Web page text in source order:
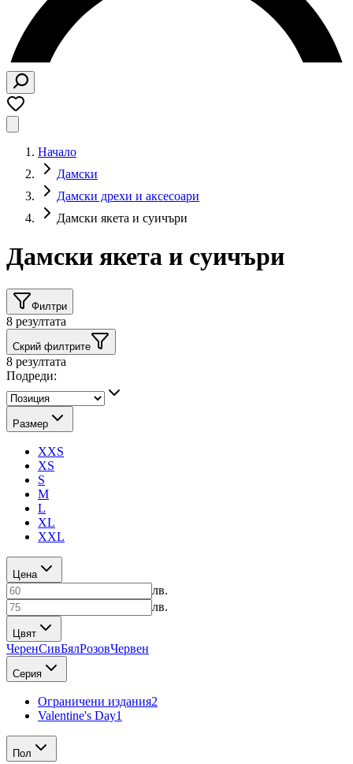
Начало
Дамски
Дамски дрехи и аксесоари
Дамски якета и суичъри
Дамски якета и суичъри
Филтри
8 резултата
Скрий филтрите
8 резултата
Подреди:
Размер
XXS
XS
S
M
L
XL
XXL
Цена
лв.
лв.
Цвят
ЧеренСивБялРозовЧервен
Серия
Ограничени издания2
Valentine's Day1
Пол